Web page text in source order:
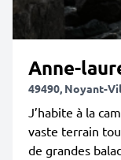
Anne-
49490, Noyant-
J’habite à la
vaste terrain
de grandes